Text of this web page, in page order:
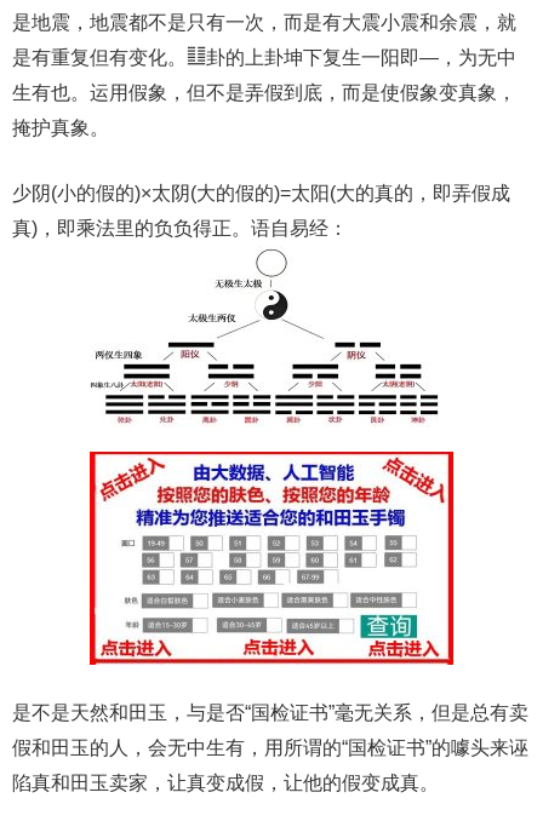
是地震，地震都不是只有一次，而是有大震小震和余震，就
是有重复但有变化。䷗卦的上卦坤下复生一阳即—，为无中
生有也。运用假象，但不是弄假到底，而是使假象变真象，
掩护真象。
少阴(小的假的)×太阴(大的假的)=太阳(大的真的，即弄假成
真)，即乘法里的负负得正。语自易经：
是不是天然和田玉，与是否“国检证书”毫无关系，但是总有卖
假和田玉的人，会无中生有，用所谓的“国检证书”的噱头来诬
陷真和田玉卖家，让真变成假，让他的假变成真。